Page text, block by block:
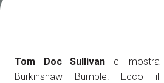
Tom Doc Sullivan ci mostra
Burkinshaw Bumble. Ecco